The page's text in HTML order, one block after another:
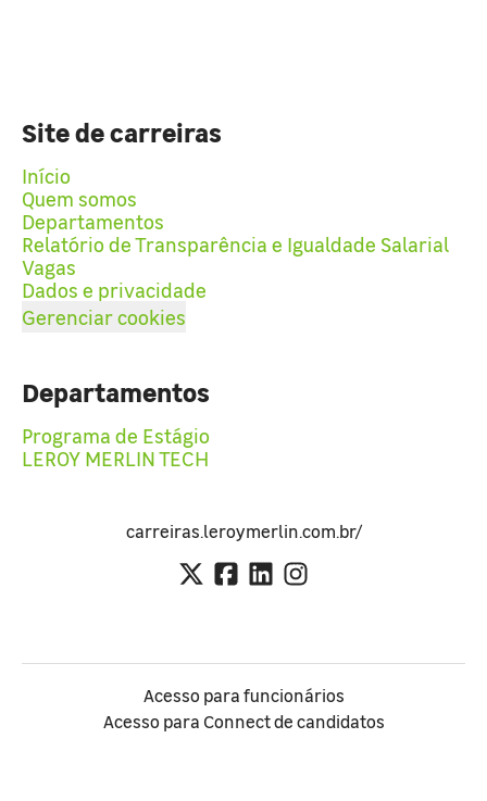
Site de carreiras
Início
Quem somos
Departamentos
Relatório de Transparência e Igualdade Salarial
Vagas
Dados e privacidade
Gerenciar cookies
Departamentos
Programa de Estágio
LEROY MERLIN TECH
carreiras.leroymerlin.com.br/
Acesso para funcionários
Acesso para Connect de candidatos